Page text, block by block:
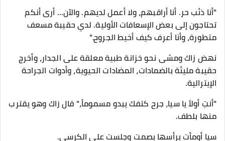
"أنا ذئب حر. أنا أراقبهم، ولا أعمل لديهم. والآن... أرى أنكم
تحتاجون إلى بعض الإسعافات الأولية. لدي حقيبة مسعف
متطورة، وأنا أعرف كيف أخيط الجروح."
​نهض زاك ومشى نحو خزانة طبية معلقة على الجدار، وأخرج
حقيبة مليئة بالضمادات، المضادات الحيوية، وأدوات الجراحة
الإيترالية.
​"أنتِ أولاً يا سيا، جرح كتفك يبدو مسموماً،" قال زاك وهو يقترب
منها بلطف.
سيا أومأت برأسها بصمت وجلست على الكرسي.